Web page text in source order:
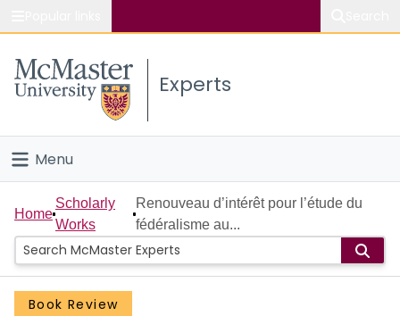
Study
Connect
Experts
Menu
Home
People
Groups
Home
Scholarly
Works
Renouveau d’intérêt pour l’étude du
fédéralisme au...
Book Review